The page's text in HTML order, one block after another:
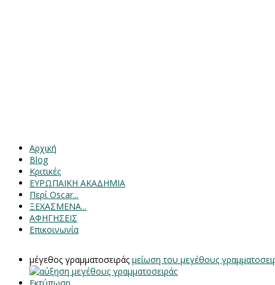
Αρχική
Blog
Κριτικές
ΕΥΡΩΠΑΙΚΗ ΑΚΑΔΗΜΙΑ
Περί Oscar...
ΞΕΧΑΣΜΕΝΑ...
ΑΦΗΓΗΣΕΙΣ
Επικοινωνία
μέγεθος γραμματοσειράς μείωση του μεγέθους